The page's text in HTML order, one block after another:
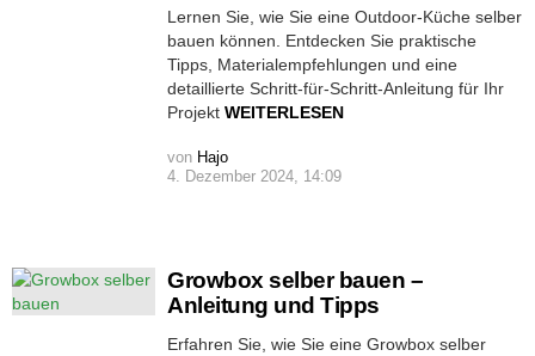
Lernen Sie, wie Sie eine Outdoor-Küche selber
bauen können. Entdecken Sie praktische
Tipps, Materialempfehlungen und eine
detaillierte Schritt-für-Schritt-Anleitung für Ihr
Projekt WEITERLESEN
von Hajo
4. Dezember 2024, 14:09
Growbox selber bauen –
Anleitung und Tipps
Erfahren Sie, wie Sie eine Growbox selber